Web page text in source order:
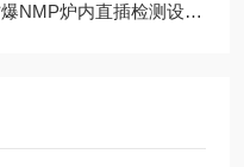
直插检测设备工程设计指南